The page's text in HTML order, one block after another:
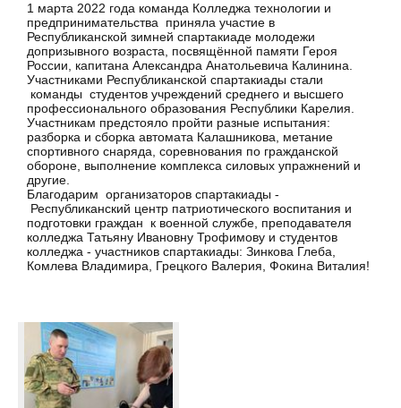
1 марта 2022 года команда Колледжа технологии и
предпринимательства приняла участие в
Республиканской зимней спартакиаде молодежи
допризывного возраста, посвящённой памяти Героя
России, капитана Александра Анатольевича Калинина.
Участниками Республиканской спартакиады стали
команды студентов учреждений среднего и высшего
профессионального образования Республики Карелия.
Участникам предстояло пройти разные испытания:
разборка и сборка автомата Калашникова, метание
спортивного снаряда, соревнования по гражданской
обороне, выполнение комплекса силовых упражнений и
другие.
Благодарим организаторов спартакиады -
Республиканский центр патриотического воспитания и
подготовки граждан к военной службе, преподавателя
колледжа Татьяну Ивановну Трофимову и студентов
колледжа - участников спартакиады: Зинкова Глеба,
Комлева Владимира, Грецкого Валерия, Фокина Виталия!